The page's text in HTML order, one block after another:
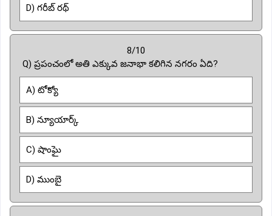
D) గరీబ్ రథ్
8/10
Q) ప్రపంచంలో అతి ఎక్కువ జనాభా కలిగిన నగరం ఏది?
A) టోక్యో
B) న్యూయార్క్
C) షాంఘై
D) ముంబై